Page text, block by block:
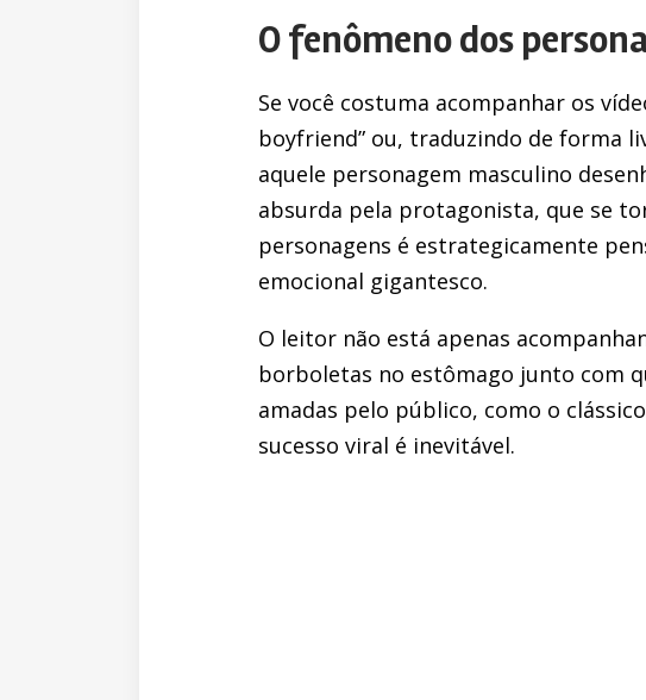
O fenômeno dos
Se você costuma acompanhar os
boyfriend” ou, traduzindo de forma
aquele personagem masculino
absurda pela protagonista, que se
personagens é estrategicamente
emocional gigantesco.
O leitor não está apenas
borboletas no estômago junto com
amadas pelo público, como o
sucesso viral é inevitável.